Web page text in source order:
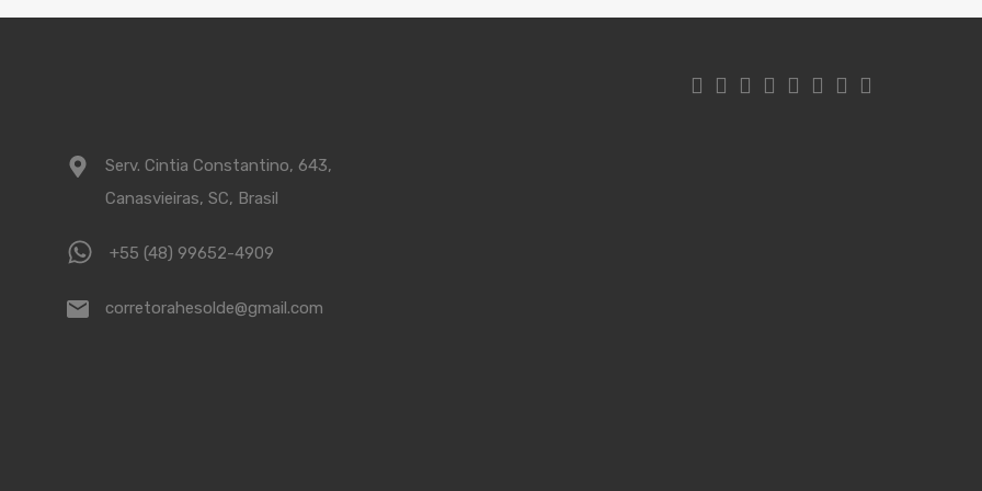
Serv. Cintia Constantino, 643,
Canasvieiras, SC, Brasil
+55 (48) 99652-4909
corretorahesolde@gmail.com